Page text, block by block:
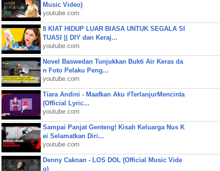
Music Video)
youtube.com
8 KIAT HIDUP LUAR BIASA UNTUK SEGALA SI
TUASI || DIY dan Keraj...
youtube.com
Novel Baswedan Tunjukkan Bukti Air Keras da
n Foto Pelaku Peng...
youtube.com
Tiara Andini - Maafkan Aku #TerlanjurMencinta
(Official Lyric...
youtube.com
Sampai Panjat Genteng! Kisah Keluarga Nus K
ei Selamatkan Diri...
youtube.com
Denny Caknan - LOS DOL (Official Music Vide
o)